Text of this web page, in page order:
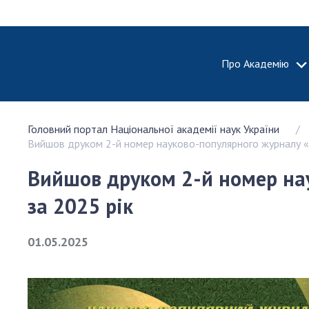
Про Академію
Про
Історія
та
НАН
Головний портал Національної академії наук України
Вийшов друком 2-й номер науково-популярного журналу
Вийшов друком 2-й номер
за 2025 рік
01.05.2025